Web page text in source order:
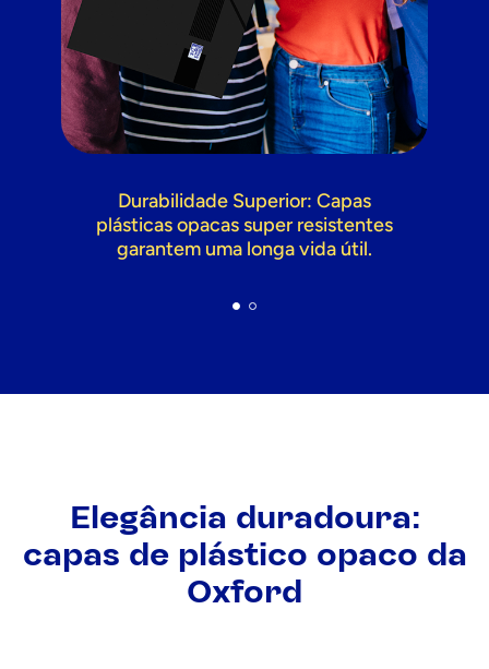
Durabilidade Superior: Capas
plásticas opacas super resistentes
garantem uma longa vida útil.
Elegância duradoura:
capas de plástico opaco da
Oxford